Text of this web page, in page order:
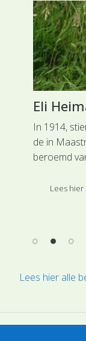
Eli
In 1914,
de in
beroemd
Lees hier
Lees hier alle